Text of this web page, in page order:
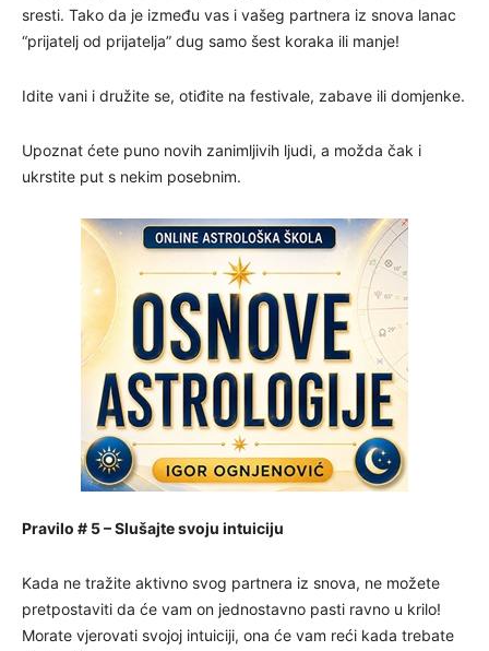
sresti. Tako da je između vas i vašeg partnera iz snova lanac
“prijatelj od prijatelja” dug samo šest koraka ili manje!
Idite vani i družite se, otiđite na festivale, zabave ili domjenke.
Upoznat ćete puno novih zanimljivih ljudi, a možda čak i
ukrstite put s nekim posebnim.
Pravilo # 5 – Slušajte svoju intuiciju
Kada ne tražite aktivno svog partnera iz snova, ne možete
pretpostaviti da će vam on jednostavno pasti ravno u krilo!
Morate vjerovati svojoj intuiciji, ona će vam reći kada trebate